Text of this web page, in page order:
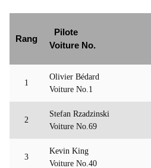
Rang
Pilote
Voiture No.
1
Olivier Bédard
Voiture No.1
2
Stefan Rzadzinski
Voiture No.69
3
Kevin King
Voiture No.40